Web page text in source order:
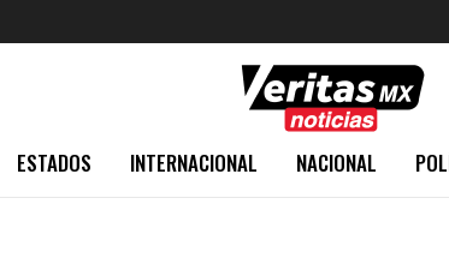
ESTADOS INTERNACIONAL NACIONAL